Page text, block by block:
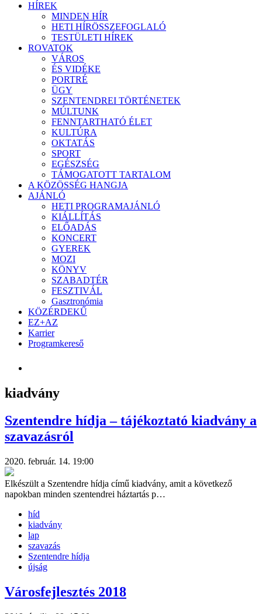
HÍREK
MINDEN HÍR
HETI HÍRÖSSZEFOGLALÓ
TESTÜLETI HÍREK
ROVATOK
VÁROS
ÉS VIDÉKE
PORTRÉ
ÜGY
SZENTENDREI TÖRTÉNETEK
MÚLTUNK
FENNTARTHATÓ ÉLET
KULTÚRA
OKTATÁS
SPORT
EGÉSZSÉG
TÁMOGATOTT TARTALOM
A KÖZÖSSÉG HANGJA
AJÁNLÓ
HETI PROGRAMAJÁNLÓ
KIÁLLÍTÁS
ELŐADÁS
KONCERT
GYEREK
MOZI
KÖNYV
SZABADTÉR
FESZTIVÁL
Gasztronómia
KÖZÉRDEKŰ
EZ+AZ
Karrier
Programkereső
kiadvány
Szentendre hídja – tájékoztató kiadvány a
szavazásról
2020. február. 14. 19:00
Elkészült a Szentendre hídja című kiadvány, amit a következő
napokban minden szentendrei háztartás p…
híd
kiadvány
lap
szavazás
Szentendre hídja
újság
Városfejlesztés 2018